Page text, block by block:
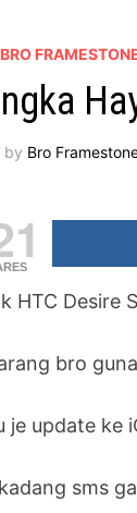
by Bro
HTC Desire
bro
je update ke
sms